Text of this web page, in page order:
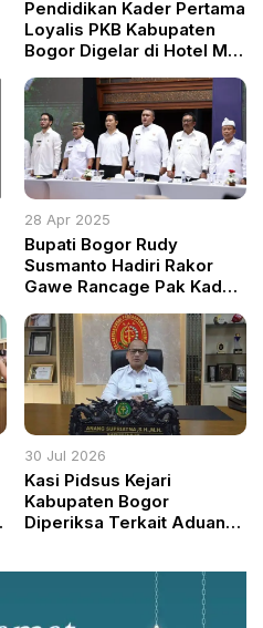
Pendidikan Kader Pertama
Loyalis PKB Kabupaten
Bogor Digelar di Hotel Mo
Peserta Antusias Ikuti
Penguatan Nilai
Kebangsaan
28 Apr 2025
Bupati Bogor Rudy
Susmanto Hadiri Rakor
Gawe Rancage Pak Kades
Peningkatan Kualitas Desa
dan Kelurahan di Jawa
Barat
30 Jul 2026
Kasi Pidsus Kejari
Kabupaten Bogor
Diperiksa Terkait Aduan